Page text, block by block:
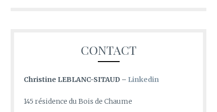
CONTACT
Christine LEBLANC-SITAUD – Linkedin
145 résidence du Bois de Chaume